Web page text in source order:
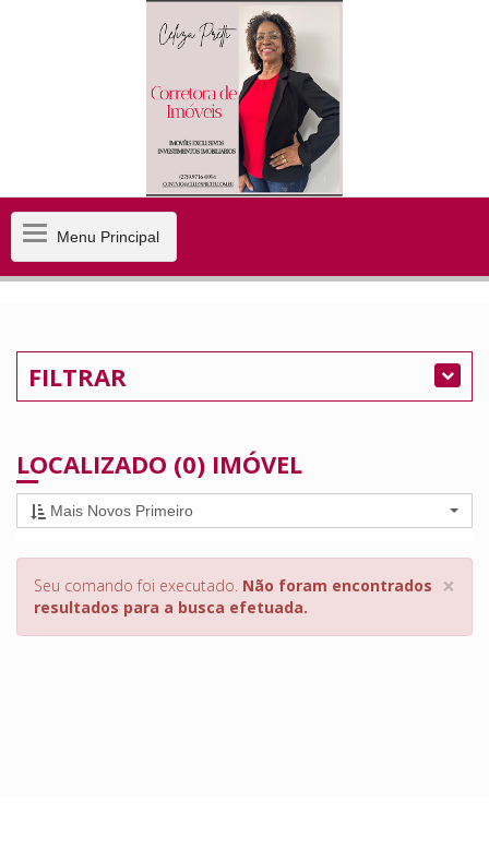
MenuMenu Principal
FILTRAR
LOCALIZADO (0) IMÓVEL
Mais Novos Primeiro
×
Seu comando foi executado. Não foram encontrados
resultados para a busca efetuada.